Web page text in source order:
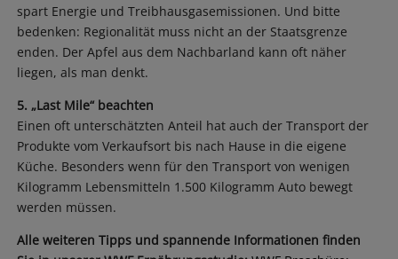
spart Energie und Treibhausgasemissionen. Und bitte
bedenken: Regionalität muss nicht an der Staatsgrenze
enden. Der Apfel aus dem Nachbarland kann oft näher
liegen, als man denkt.
5. „Last Mile“ beachten
Einen oft unterschätzten Anteil hat auch der Transport der
Produkte vom Verkaufsort bis nach Hause in die eigene
Küche. Besonders wenn für den Transport von wenigen
Kilogramm Lebensmitteln 1.500 Kilogramm Auto bewegt
werden müssen.
Alle weiteren Tipps und spannende Informationen finden